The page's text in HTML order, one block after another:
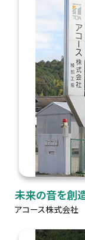
未来の音を創
アコース株式会社